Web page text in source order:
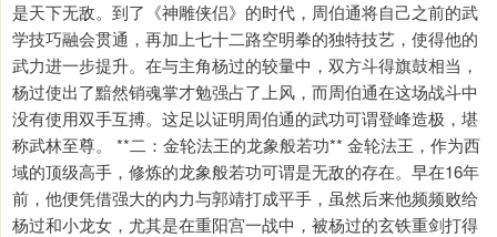
是天下无敌。到了《神雕侠侣》的时代，周伯通将自己之前的武
学技巧融会贯通，再加上七十二路空明拳的独特技艺，使得他的
武力进一步提升。在与主角杨过的较量中，双方斗得旗鼓相当，
杨过使出了黯然销魂掌才勉强占了上风，而周伯通在这场战斗中
没有使用双手互搏。这足以证明周伯通的武功可谓登峰造极，堪
称武林至尊。 **二：金轮法王的龙象般若功** 金轮法王，作为西
域的顶级高手，修炼的龙象般若功可谓是无敌的存在。早在16年
前，他便凭借强大的内力与郭靖打成平手，虽然后来他频频败给
杨过和小龙女，尤其是在重阳宫一战中，被杨过的玄铁重剑打得